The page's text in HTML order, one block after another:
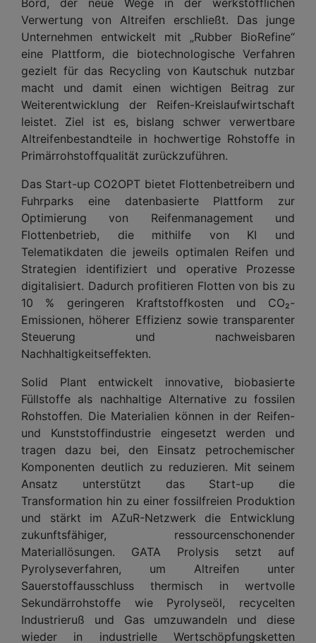
Verwertung von Altreifen erschließt. Das junge
Unternehmen entwickelt mit „Rubber BioRefine“
eine Plattform, die biotechnologische Verfahren
gezielt für das Recycling von Kautschuk nutzbar
macht und damit einen wichtigen Beitrag zur
Weiterentwicklung der Reifen-Kreislaufwirtschaft
leistet. Ziel ist es, bislang schwer verwertbare
Altreifenbestandteile in hochwertige Rohstoffe in
Primärrohstoffqualität zurückzuführen.
Das Start-up CO2OPT bietet Flottenbetreibern und
Fuhrparks eine datenbasierte Plattform zur
Optimierung von Reifenmanagement und
Flottenbetrieb, die mithilfe von KI und
Telematikdaten die jeweils optimalen Reifen und
Strategien identifiziert und operative Prozesse
digitalisiert. Dadurch profitieren Flotten von bis zu
10 % geringeren Kraftstoffkosten und CO₂-
Emissionen, höherer Effizienz sowie transparenter
Steuerung und nachweisbaren
Nachhaltigkeitseffekten.
Solid Plant entwickelt innovative, biobasierte
Füllstoffe als nachhaltige Alternative zu fossilen
Rohstoffen. Die Materialien können in der Reifen-
und Kunststoffindustrie eingesetzt werden und
tragen dazu bei, den Einsatz petrochemischer
Komponenten deutlich zu reduzieren. Mit seinem
Ansatz unterstützt das Start-up die
Transformation hin zu einer fossilfreien Produktion
und stärkt im AZuR-Netzwerk die Entwicklung
zukunftsfähiger, ressourcenschonender
Materiallösungen. GATA Prolysis setzt auf
Pyrolyseverfahren, um Altreifen unter
Sauerstoffausschluss thermisch in wertvolle
Sekundärrohstoffe wie Pyrolyseöl, recycelten
Industrieruß und Gas umzuwandeln und diese
wieder in industrielle Wertschöpfungsketten